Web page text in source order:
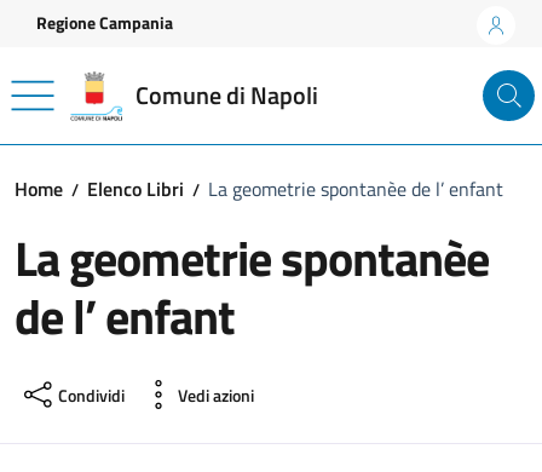
Vai ai contenuti
Vai al footer
Regione Campania
Comune di Napoli
Home Elenco Libri La geometrie spontanèe de l’ enfant
La geometrie spontanèe
de l’ enfant
Condividi Vedi azioni